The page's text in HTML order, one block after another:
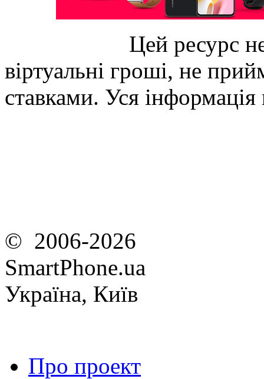
Цей ресурс
віртуальні гроші, не
ставками. Уся
© 2006-2026
SmartPhone.ua
Україна, Київ
Про проект